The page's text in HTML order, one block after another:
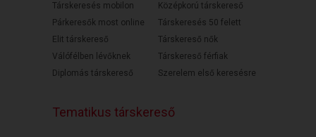
Társkeresés mobilon
Párkeresők most online
Elit társkereső
Válófélben lévőknek
Diplomás társkereső
Középkorú társkereső
Társkeresés 50 felett
Társkereső nők
Társkereső férfiak
Szerelem első keresésre
Tematikus társkereső